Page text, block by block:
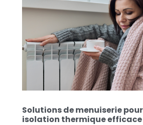
Solutions de menuiserie
isolation thermique efficace